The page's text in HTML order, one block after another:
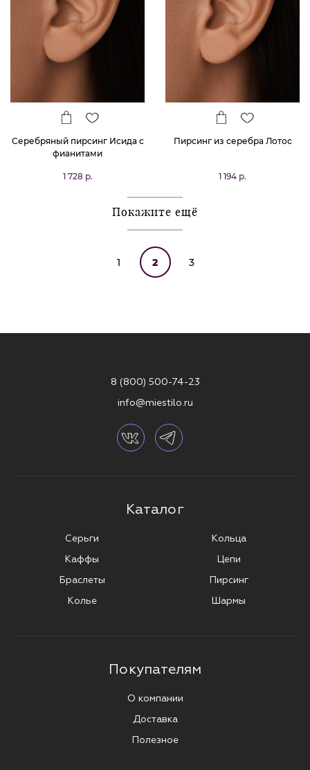
Серебряный пирсинг Исида с
фианитами
1 728 р.
Пирсинг из серебра Лотос
1 194 р.
Покажите ещё
1 2 3
8 (800) 500-74-23
info@miestilo.ru
Каталог
Серьги
Каффы
Браслеты
Колье
Кольца
Цепи
Пирсинг
Шармы
Покупателям
О компании
Доставка
Полезное